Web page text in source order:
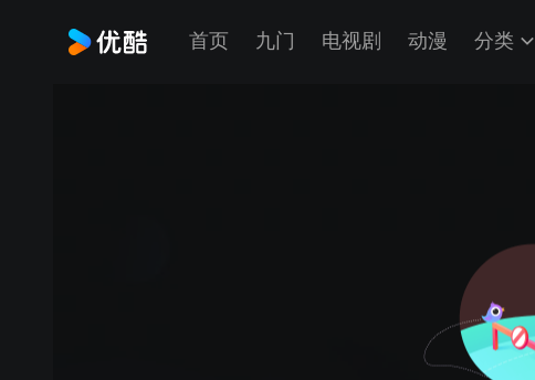
首页 九门 电视剧 动漫 分类